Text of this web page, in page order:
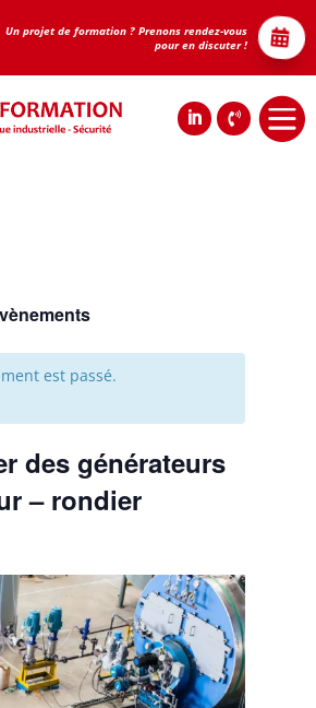
Un projet de formation ? Prenons rendez-vous
pour en discuter !

  
  
est passé.
des générateurs
– rondier